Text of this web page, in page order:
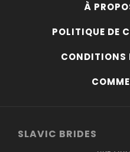
À
POLITIQUE DE
CONDITIONS
SLAVIC BRIDES